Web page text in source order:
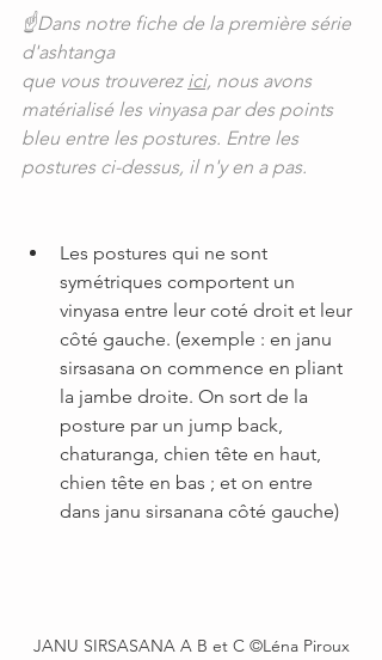
☝️Dans notre fiche de la première série
d'ashtanga
que vous trouverez ici, nous avons
matérialisé les vinyasa par des points
bleu entre les postures. Entre les
postures ci-dessus, il n'y en a pas.
Les postures qui ne sont
symétriques comportent un
vinyasa entre leur coté droit et leur
côté gauche. (exemple : en janu
sirsasana on commence en pliant
la jambe droite. On sort de la
posture par un jump back,
chaturanga, chien tête en haut,
chien tête en bas ; et on entre
dans janu sirsanana côté gauche)
JANU SIRSASANA A B et C ©Léna Piroux